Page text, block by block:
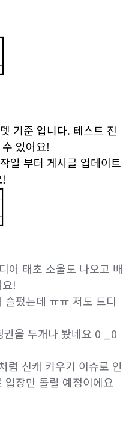
기준 입니다. 테스트 진
있어요!
일 부터 게시글 업데이트
어 태초 소울도 나오고 배
!
펐는데 ㅠㅠ 저도 드디
을 두개나 봤네요 0 _0
럼 신캐 키우기 이슈로 인
입장만 돌릴 예정이에요